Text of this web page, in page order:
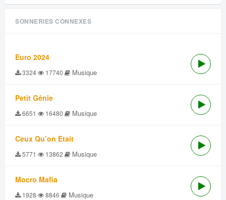
SONNERIES CONNEXES
Euro 2024
3324 17740 Musique
Petit Génie
6651 16480 Musique
Ceux Qu’on Etait
5771 13862 Musique
Mocro Mafia
1928 8846 Musique